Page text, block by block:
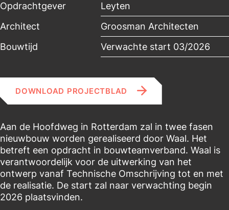
Opdrachtgever
Leyten
Architect
Groosman Architecten
Bouwtijd
Verwachte start 03/2026
DOWNLOAD PROJECTBLAD
Aan de Hoofdweg in Rotterdam zal in twee fasen
nieuwbouw worden gerealiseerd door Waal. Het
betreft een opdracht in bouwteamverband. Waal is
verantwoordelijk voor de uitwerking van het
ontwerp vanaf Technische Omschrijving tot en met
de realisatie. De start zal naar verwachting begin
2026 plaatsvinden.